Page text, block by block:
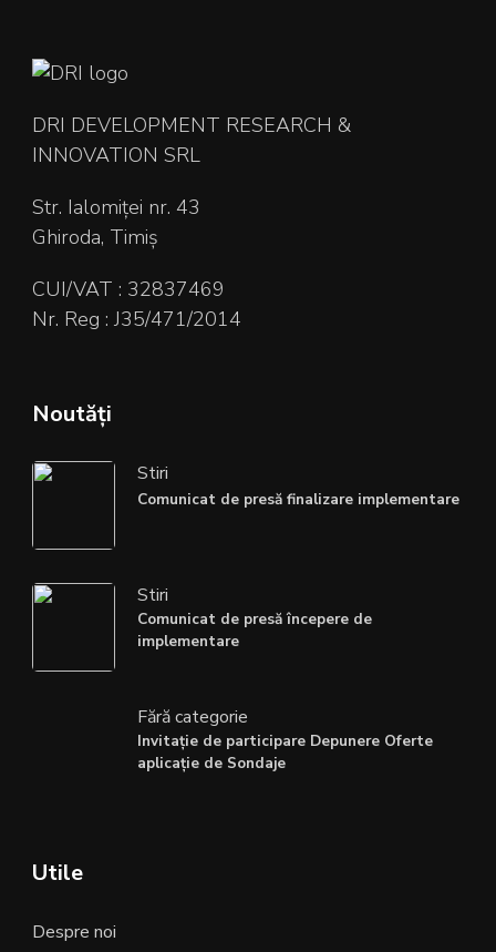
DRI DEVELOPMENT RESEARCH &
INNOVATION SRL
Str. Ialomiței nr. 43
Ghiroda, Timiș
CUI/VAT : 32837469
Nr. Reg : J35/471/2014
Noutăți
Stiri
Comunicat de presă finalizare implementare
Stiri
Comunicat de presă începere de
implementare
Fără categorie
Invitație de participare Depunere Oferte
aplicație de Sondaje
Utile
Despre noi